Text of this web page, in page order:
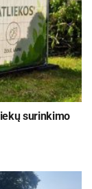
surinkimo